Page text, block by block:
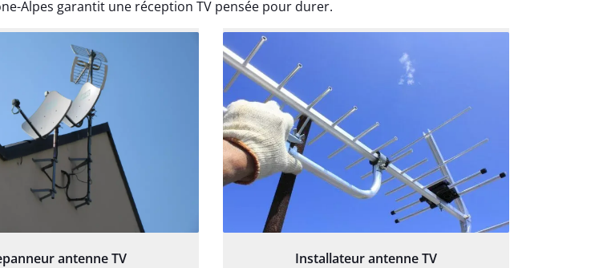
Alpes garantit une réception TV pensée pour durer.
antenne TV Installateur antenne TV